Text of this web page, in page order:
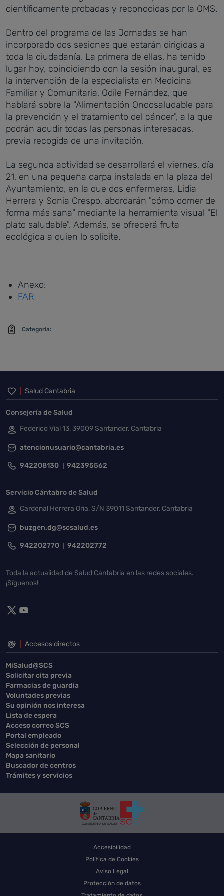
científicamente probadas y reconocidas por la OMS.
Dentro del programa de las Jornadas se han
incorporado dos sesiones que estarán dirigidas a
toda la ciudadanía. La primera de ellas, ha tenido
lugar hoy, coincidiendo con la sesión inaugural, es
la intervención de la especialista en Medicina
Familiar y Comunitaria, Odile Fernández, que
hablará sobre la "Alimentación Oncosaludable para
la prevención y el tratamiento del cáncer", a la que
podrán acudir todas las personas interesadas,
previa recogida de una invitación.
La segunda actividad se desarrollará el viernes, día
21, en una pequeña carpa instalada en la plaza del
Ayuntamiento, en la que dos enfermeras, Lidia
Herrera y Sonia Crespo, abordarán "cómo comer de
forma más sana" mediante la herramienta visual "El
plato saludable". Además, se ofrecerá fruta
ecológica a quien lo solicite.
Anexo:
FAR
Categoría:
Inicio del pie de página
Salud Cantabria
Consejería de Salud
Federico Vial 13, 39009 Santander, Cantabria
atencionusuario@cantabria.es
942208130 942395562
Servicio Cántabro de Salud
Cardenal Herrera Oria, S/N 39011 Santander, Cantabria
buzgen.dg@scsalud.es
942202770 942202772
Toda la actualidad de Salud Cantabria en las redes sociales.
¡Síguenos!
Accesos directos
MiSalud@SCS
Solicitar cita previa
Farmacias de guardia
Voluntades previas
Su opinión nos interesa
Lista de espera
Acceso correo SCS
Portal empleado
Selección de personal
Mapa sanitario
Buscador de centros
Trámites y servicios
Accesibilidad
Política de Cookies
Aviso Legal
Protección de datos